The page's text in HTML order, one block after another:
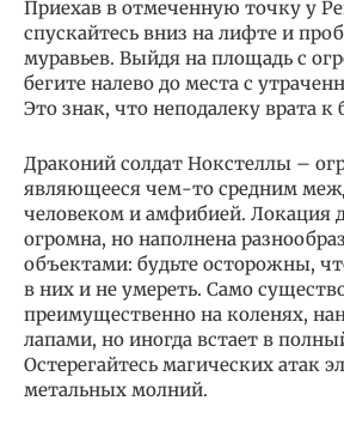
Приехав в отмеченную точку у
спускайтесь вниз на лифте и
муравьев. Выйдя на площадь с
бегите налево до места с
Это знак, что неподалеку врата к
Драконий солдат Нокстеллы –
являющееся чем-то средним
человеком и амфибией. Локация
огромна, но наполнена
объектами: будьте осторожны,
в них и не умереть. Само
преимущественно на коленях,
лапами, но иногда встает в
Остерегайтесь магических атак
метальных молний.